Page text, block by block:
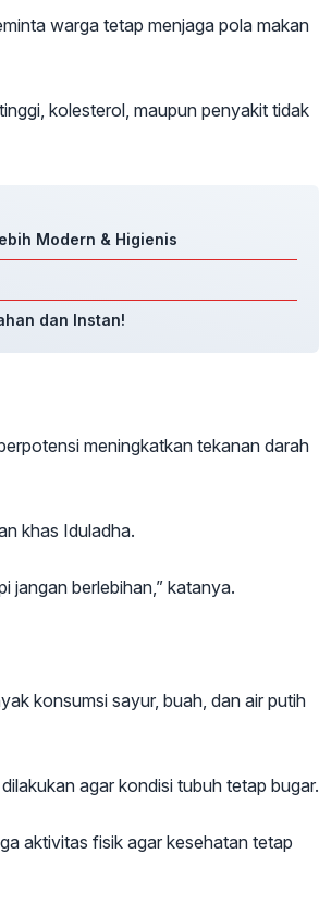
warga tetap menjaga pola makan
kolesterol, maupun penyakit tidak
Modern & Higienis
dan Instan!
meningkatkan tekanan darah
khas Iduladha.
jangan berlebihan,” katanya.
konsumsi sayur, buah, dan air putih
agar kondisi tubuh tetap bugar.
aktivitas fisik agar kesehatan tetap